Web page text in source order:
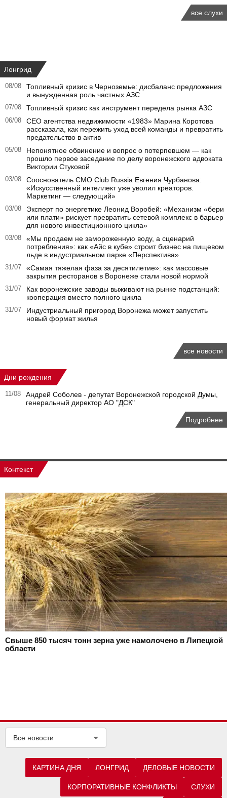
все слухи
Лонгрид
08/08
Топливный кризис в Черноземье: дисбаланс предложения
и вынужденная роль частных АЗС
07/08 Топливный кризис как инструмент передела рынка АЗС
06/08
CEO агентства недвижимости «1983» Марина Коротова
рассказала, как пережить уход всей команды и превратить
предательство в актив
05/08
Непонятное обвинение и вопрос о потерпевшем — как
прошло первое заседание по делу воронежского адвоката
Виктории Стуковой
03/08
Сооснователь CMO Club Russia Евгения Чурбанова:
«Искусственный интеллект уже уволил креаторов.
Маркетинг — следующий»
03/08
Эксперт по энергетике Леонид Воробей: «Механизм «бери
или плати» рискует превратить сетевой комплекс в барьер
для нового инвестиционного цикла»
03/08
«Мы продаем не замороженную воду, а сценарий
потребления»: как «Айс в кубе» строит бизнес на пищевом
льде в индустриальном парке «Перспектива»
31/07
«Самая тяжелая фаза за десятилетие»: как массовые
закрытия ресторанов в Воронеже стали новой нормой
31/07
Как воронежские заводы выживают на рынке подстанций:
кооперация вместо полного цикла
31/07
Индустриальный пригород Воронежа может запустить
новый формат жилья
все новости
Дни рождения
11/08
Андрей Соболев - депутат Воронежской городской Думы,
генеральный директор АО "ДСК"
Подробнее
Контекст
Свыше 850 тысяч тонн зерна уже намолочено в Липецкой
области
Все новости
КАРТИНА ДНЯ ЛОНГРИД ДЕЛОВЫЕ НОВОСТИ
КОРПОРАТИВНЫЕ КОНФЛИКТЫ СЛУХИ